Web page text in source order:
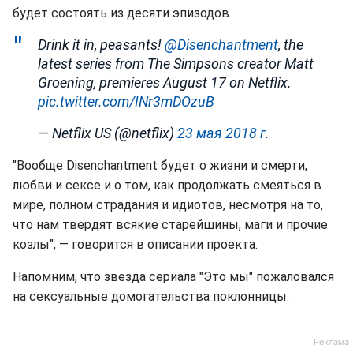
будет состоять из десяти эпизодов.
Drink it in, peasants!@Disenchantment, the
latest series from The Simpsons creator Matt
Groening, premieres August 17 on Netflix.
pic.twitter.com/INr3mDOzuB
— Netflix US (@netflix) 23 мая 2018 г.
"Вообще Disenchantment будет о жизни и смерти,
любви и сексе и о том, как продолжать смеяться в
мире, полном страдания и идиотов, несмотря на то,
что нам твердят всякие старейшины, маги и прочие
козлы", — говорится в описании проекта.
Напомним, что звезда сериала "Это мы" пожаловался
на сексуальные домогательства поклонницы.